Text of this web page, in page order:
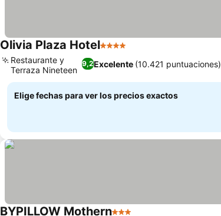
Olivia Plaza Hotel4 Estrellas
9,2Excelente (10.421 puntuaciones)
Restaurante y
Terraza Nineteen
Elige fechas para ver los precios exactos
BYPILLOW Mothern